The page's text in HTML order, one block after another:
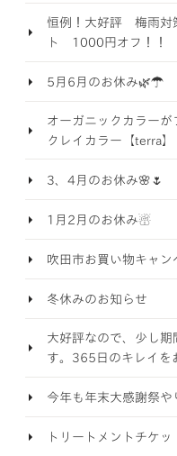
恒例！大好評 梅雨対
ト 1000円オフ！！
5月6月のお休み🌿☂️
オーガニックカラーが
クレイカラー【terra】
3、4月のお休み🌸🌷
1月2月のお休み☃️
吹田市お買い物キャ
冬休みのお知らせ
大好評なので、少し
す。365日のキレイを
今年も年末大感謝祭や
トリートメントチケ